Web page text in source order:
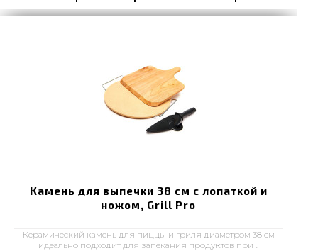
Камень для выпечки 38 см с лопаткой и
ножом, Grill Pro
Керамический камень для пиццы и гриля диаметром 38 см
идеально подходит для запекания продуктов при ..